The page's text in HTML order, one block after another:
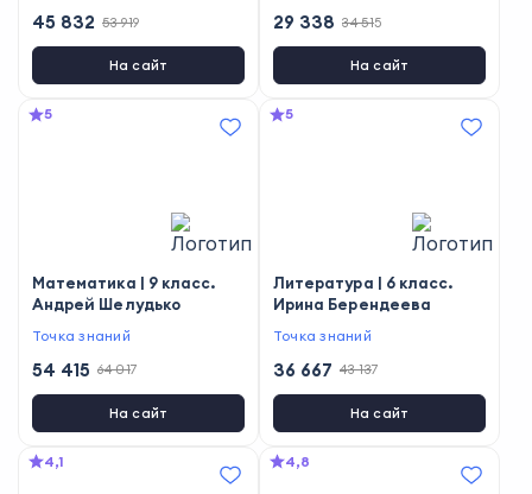
45 832 53 919
На сайт
29 338 34 515
На сайт
5
Математика | 9 класс.
Андрей Шелудько
Точка знаний
54 415 64 017
На сайт
5
Литература | 6 класс.
Ирина Берендеева
Точка знаний
36 667 43 137
На сайт
4,1 4,8